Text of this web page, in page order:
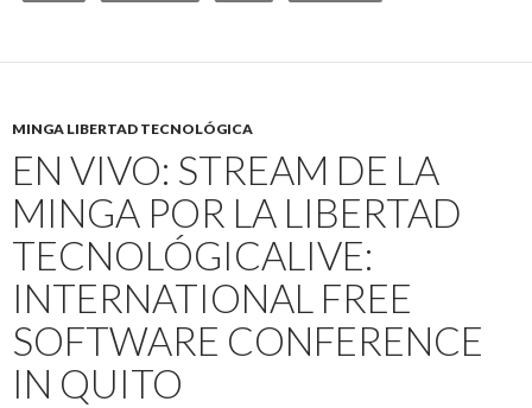
MINGA LIBERTAD TECNOLÓGICA
EN VIVO: STREAM DE LA
MINGA POR LA LIBERTAD
TECNOLÓGICALIVE:
INTERNATIONAL FREE
SOFTWARE CONFERENCE
IN QUITO